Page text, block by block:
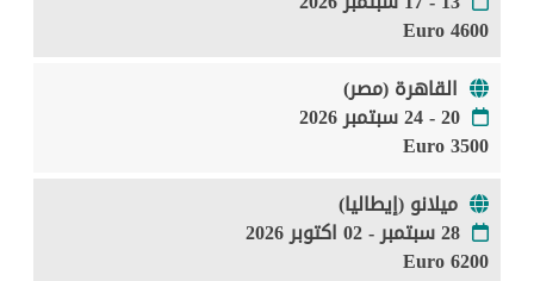
4600 Euro
القاهرة (مصر)
20 - 24 سبتمبر 2026
3500 Euro
ميلانو (إيطاليا)
28 سبتمبر - 02 اكتوبر 2026
6200 Euro